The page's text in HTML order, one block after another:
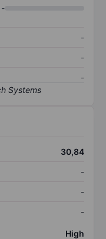
-
-
-
-
30,84
-
-
-
High